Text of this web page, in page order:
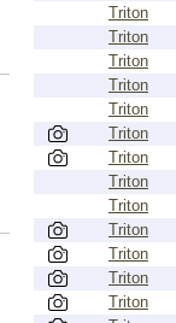
Triton
Triton
Triton
Triton
Triton
Triton
Triton
Triton
Triton
Triton
Triton
Triton
Triton